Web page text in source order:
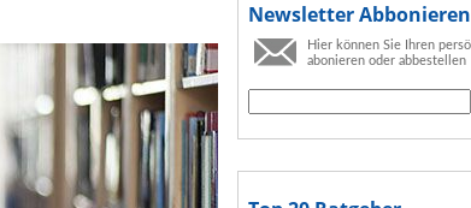
Newsletter Abbonieren
Hier können Sie Ihren
abonieren oder abbestellen